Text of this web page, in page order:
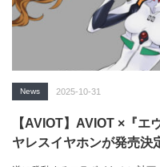
News 2025-10-31
【AVIOT】AVIOT ×『エ
ヤレスイヤホンが発売決